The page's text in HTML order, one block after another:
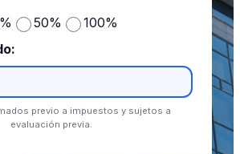
50%
100%
previo a impuestos y sujetos a
evaluación previa.